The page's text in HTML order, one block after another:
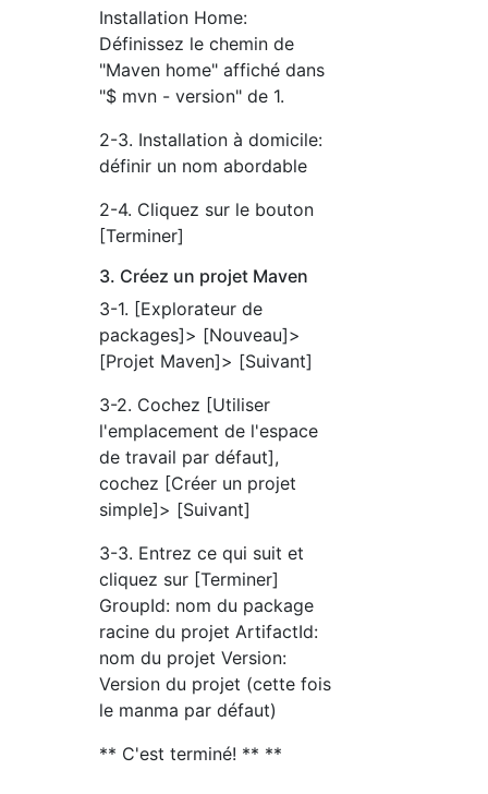
Installation Home:
Définissez le chemin de
"Maven home" affiché dans
"$ mvn - version" de 1.
2-3. Installation à domicile:
définir un nom abordable
2-4. Cliquez sur le bouton
[Terminer]
3. Créez un projet Maven
3-1. [Explorateur de
packages]> [Nouveau]>
[Projet Maven]> [Suivant]
3-2. Cochez [Utiliser
l'emplacement de l'espace
de travail par défaut],
cochez [Créer un projet
simple]> [Suivant]
3-3. Entrez ce qui suit et
cliquez sur [Terminer]
GroupId: nom du package
racine du projet ArtifactId:
nom du projet Version:
Version du projet (cette fois
le manma par défaut)
** C'est terminé! ** **